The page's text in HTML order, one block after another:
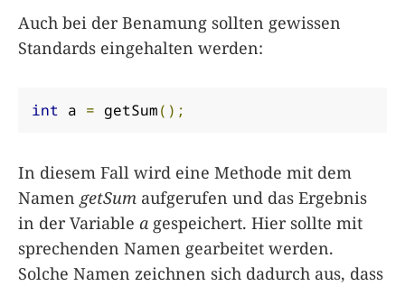
Auch bei der Benamung sollten gewissen
Standards eingehalten werden:
int a = getSum();
In diesem Fall wird eine Methode mit dem
Namen getSum aufgerufen und das Ergebnis
in der Variable a gespeichert. Hier sollte mit
sprechenden Namen gearbeitet werden.
Solche Namen zeichnen sich dadurch aus, dass